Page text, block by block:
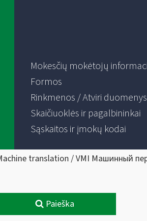
Mokesčių mokėtojų
Formos
Rinkmenos / Atviri duomenys
Skaičiuoklės ir pagalbininkai
Sąskaitos ir įmokų kodai
translation / VMI Машинный
Paieška